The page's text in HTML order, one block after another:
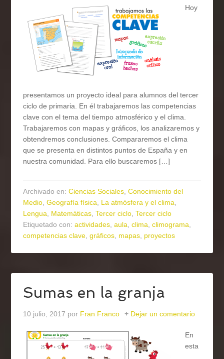
Hoy
presentamos un proyecto ideal para alumnos del tercer
ciclo de primaria. En él trabajaremos las competencias
clave con el tema del tiempo atmosférico y el clima.
Trabajaremos con mapas y gráficos, los analizaremos y
obtendremos conclusiones. Compararemos el clima
que se presenta en distintos puntos de España y en
nuestra comunidad. Para ello buscaremos […]
Archivado en:Ciencias Sociales ,Conocimiento del
Medio ,Geografía física La atmósfera y el clima
Lengua
Matemáticas ,Tercer ciclo ,Tercer ciclo
Etiquetado con:actividades ,aula ,clima ,climograma
competencias clave ,gráficos mapas proyectos
Sumas en la granja
10 julio, 2017 por Fran Franco Dejar un comentario
En
esta